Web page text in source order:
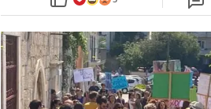
'SLUČAJ IVANBEGOVINA'